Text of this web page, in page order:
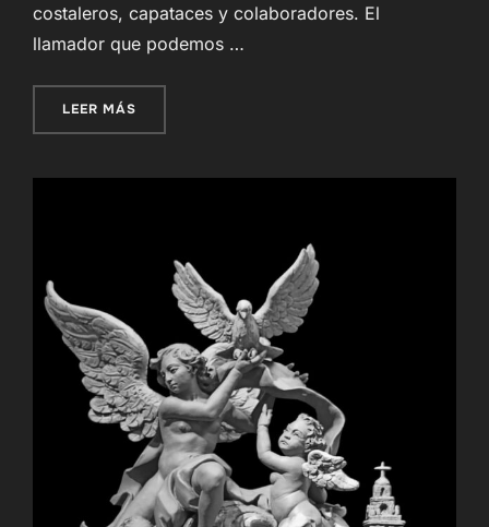
costaleros, capataces y colaboradores. El
llamador que podemos …
LEER MÁS